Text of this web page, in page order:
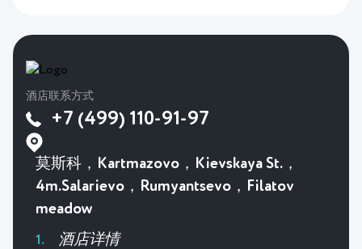
酒店联系方式
+7 (499) 110-91-97
莫斯科，Kartmazovo，Kievskaya St.，
4m.Salarievo，Rumyantsevo，Filatov
meadow
酒店详情